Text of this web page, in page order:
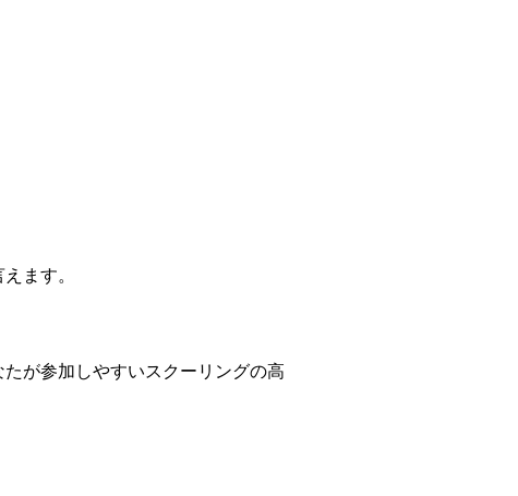
ます。
たが参加しやすいスクーリングの高